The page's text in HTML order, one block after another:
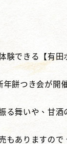
験できる【有田
年餅つき会が開
る舞いや、甘酒
もありますので